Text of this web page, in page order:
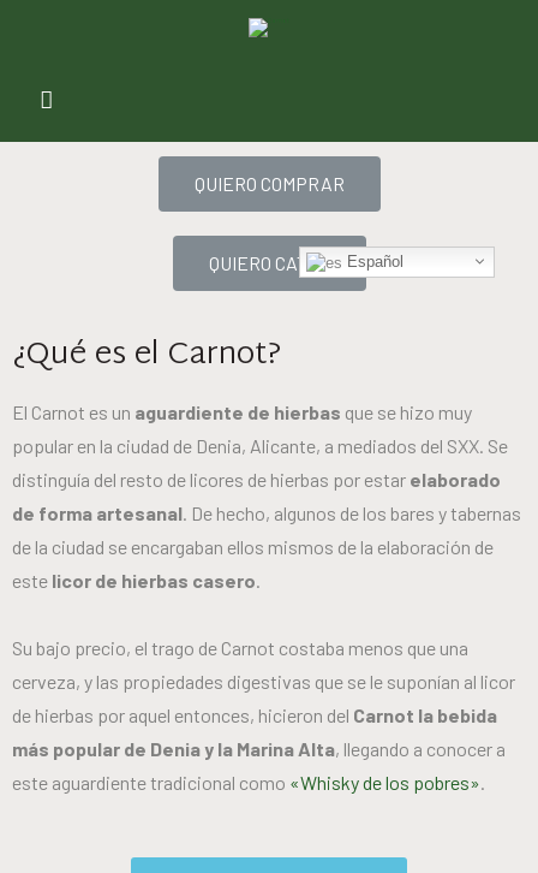
QUIERO COMPRAR
QUIERO CATAR
¿Qué es el Carnot?
El Carnot es un aguardiente de hierbas que se hizo muy
popular en la ciudad de Denia, Alicante, a mediados del SXX. Se
distinguía del resto de licores de hierbas por estar elaborado
de forma artesanal. De hecho, algunos de los bares y tabernas
de la ciudad se encargaban ellos mismos de la elaboración de
este licor de hierbas casero.
Su bajo precio, el trago de Carnot costaba menos que una
cerveza, y las propiedades digestivas que se le suponían al licor
de hierbas por aquel entonces, hicieron del Carnot la bebida
más popular de Denia y la Marina Alta, llegando a conocer a
este aguardiente tradicional como «Whisky de los pobres».
Español